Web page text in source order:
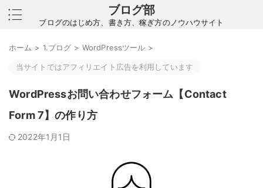
ブログ部
ブログのはじめ方、書き方、稼ぎ方のノウハウサイト
ホーム > 1.ブログ > WordPressツール >
当サイトではアフィリエイト広告を利用しています
WordPressお問い合わせフォーム【Contact
Form 7】の作り方
2022年1月1日